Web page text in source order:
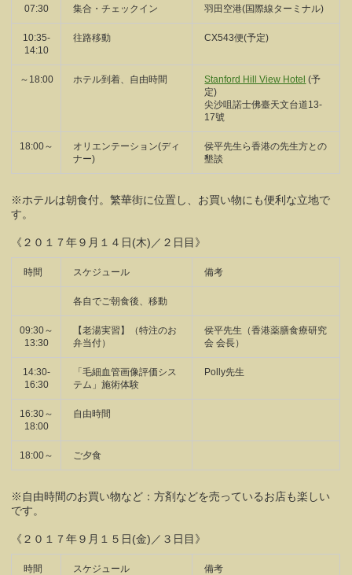
07:30 集合・チェックイン 羽田空港(国際線ターミナル)
10:35-
14:10
往路移動 CX543便(予定)
～18:00 ホテル到着、自由時間 Stanford Hill View Hotel (予
定)
尖沙咀諾士佛臺天文台道13-
17號
18:00～
オリエンテーション(ディ
ナー)
侯平先生ら香港の先生方との
墾談
※ホテルは朝食付。繁華街に位置し、お買い物にも便利な立地で
す。
《２０１７年９月１４日(木)／２日目》
時間 スケジュール 備考
各自でご朝食後、移動
09:30～
13:30
【老湯実習】（特注のお
弁当付）
侯平先生（香港薬膳食療研究
会 会長）
14:30-
16:30
「毛細血管画像評価シス
テム」施術体験
Polly先生
16:30～
18:00
自由時間
18:00～ ご夕食
※自由時間のお買い物など：方剤などを売っているお店も楽しい
です。
《２０１７年９月１５日(金)／３日目》
時間 スケジュール 備考